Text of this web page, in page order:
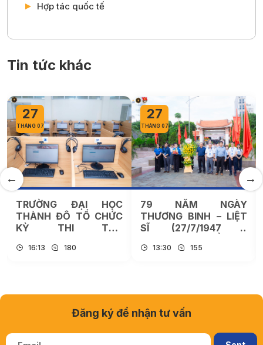
Hợp tác quốc tế
Tin tức khác
27
THÁNG 07
TRƯỜNG ĐẠI HỌC
THÀNH ĐÔ TỔ CHỨC
KỲ THI THỬ
LINGUASKILL – SẴN
16:13 180
27
THÁNG 07
79 NĂM NGÀY
THƯƠNG BINH – LIỆT
SĨ (27/7/1947 –
THÀNH ĐÔ TIẾP NỐI
13:30 155
Đăng ký để nhận tư vấn